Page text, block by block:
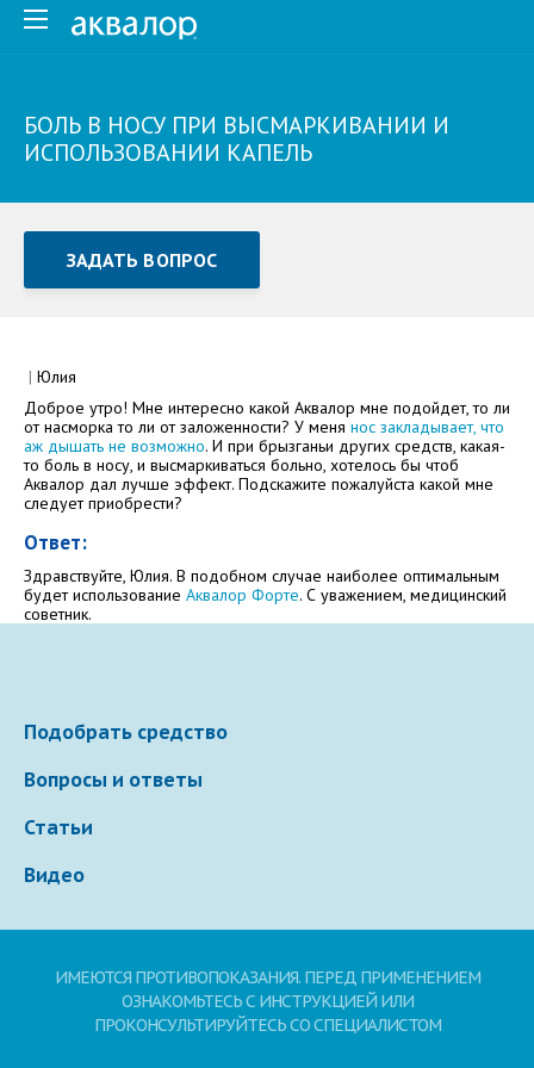
БОЛЬ В НОСУ ПРИ ВЫСМАРКИВАНИИ И
ИСПОЛЬЗОВАНИИ КАПЕЛЬ
ЗАДАТЬ ВОПРОС
Как Вас зовут
Электронная почта
Свернуть
| Юлия
Доброе утро! Мне интересно какой Аквалор мне подойдет, то ли
от насморка то ли от заложенности? У меня нос закладывает, что
аж дышать не возможно. И при брызганьи других средств, какая-
то боль в носу, и высмаркиваться больно, хотелось бы чтоб
Аквалор дал лучше эффект. Подскажите пожалуйста какой мне
следует приобрести?
Ответ:
Здравствуйте, Юлия. В подобном случае наиболее оптимальным
будет использование Аквалор Форте. С уважением, медицинский
советник.
Подобрать средство
Вопросы и ответы
Статьи
Видео
ИМЕЮТСЯ ПРОТИВОПОКАЗАНИЯ. ПЕРЕД ПРИМЕНЕНИЕМ
ОЗНАКОМЬТЕСЬ С ИНСТРУКЦИЕЙ ИЛИ
ПРОКОНСУЛЬТИРУЙТЕСЬ СО СПЕЦИАЛИСТОМ